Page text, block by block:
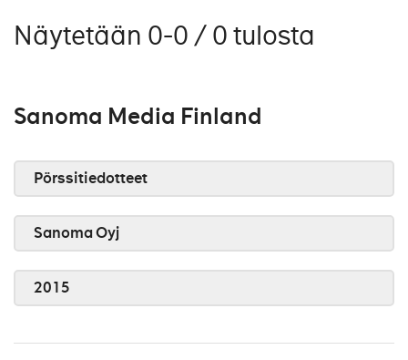
Näytetään 0-0 / 0 tulosta
Sanoma Media Finland
Pörssitiedotteet
Sanoma Oyj
2015